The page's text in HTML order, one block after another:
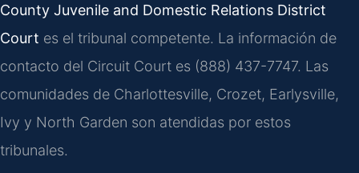
County Juvenile and Domestic Relations District
Court es el tribunal competente. La información de
contacto del Circuit Court es (888) 437-7747. Las
comunidades de Charlottesville, Crozet, Earlysville,
Ivy y North Garden son atendidas por estos
tribunales.